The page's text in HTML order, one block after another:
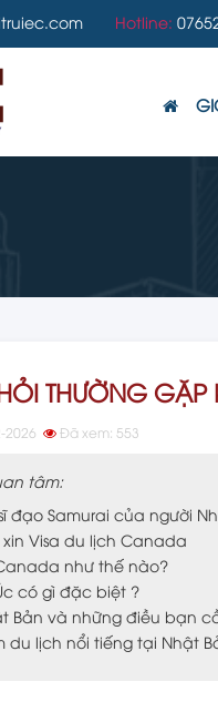
Hotline:
THƯỜNG GẶP
2026 Đã xem: 553
tâm:
đạo Samurai của người
Visa du lịch Canada
như thế nào?
có gì đặc biệt ?
Bản và những điều bạn
du lịch nổi tiếng tại Nhật